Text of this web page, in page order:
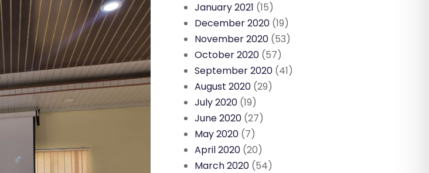
January 2021 (15)
December 2020 (19)
November 2020 (53)
October 2020 (57)
September 2020 (41)
August 2020 (29)
July 2020 (19)
June 2020 (27)
May 2020 (7)
April 2020 (20)
March 2020 (54)